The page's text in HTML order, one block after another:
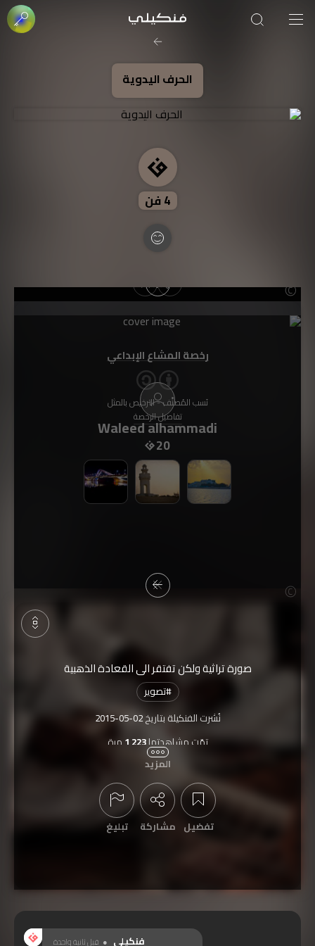
الحرف اليدوية
4فن
Waleed alhammadi
20
صورة تراثية ولكن تفتقر الى القعادة الذهبية
#تصوير
نُشرت الفنكيلة بتاريخ2015-05-02
تمّت مشاهدتها1,223 مرة
المزيد
تفضيل مشاركة تبليغ
رخصة المشاع الإبداعي
نَسب المُصنَّف - الترخيص بالمثل
تفاصيل الرخصة
صورة الغلاف من فن
SOUFIANE Abid
فنكيلي قبل ثانية واحدة